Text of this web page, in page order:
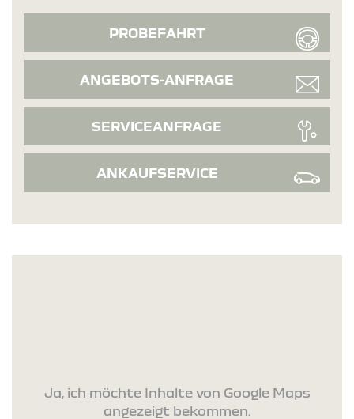
PROBEFAHRT
ANGEBOTS-ANFRAGE
SERVICEANFRAGE
ANKAUFSERVICE
Ja, ich möchte Inhalte von Google Maps
angezeigt bekommen.